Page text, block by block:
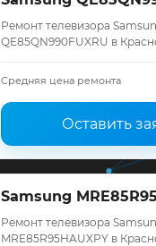
Ремонт телевизора
QE85QN990FUXRU в
Samsung, смета до
гарантия до 12 меся…
Средняя цена ремонта
Оставить
Samsung
Ремонт телевизора
MRE85R95HAUXPY в